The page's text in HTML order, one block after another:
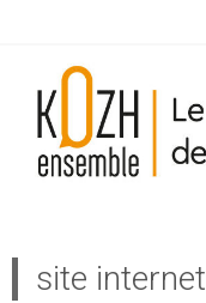
site internet